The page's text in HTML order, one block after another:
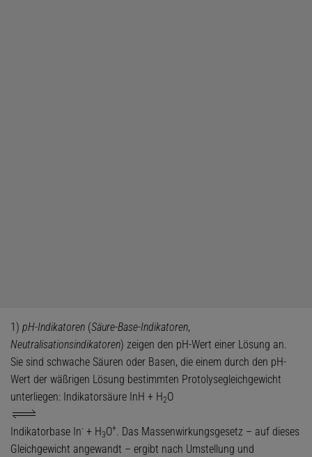
1) pH-Indikatoren (Säure-Base-Indikatoren,
Neutralisationsindikatoren) zeigen den pH-Wert einer Lösung an.
Sie sind schwache Säuren oder Basen, die einem durch den pH-
Wert der wäßrigen Lösung bestimmten Protolysegleichgewicht
unterliegen: Indikatorsäure InH + H2O
Indikatorbase In- + H3O+. Das Massenwirkungsgesetz – auf dieses
Gleichgewicht angewandt – ergibt nach Umstellung und